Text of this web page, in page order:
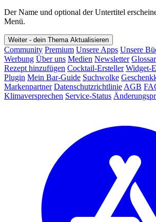
Der Name und optional der Untertitel
Menü.
Weiter - dein Thema Aktualisieren
Community Premium Unsere Apps Unsere
Werbung Über uns Medien Newsletter Glossar
Rezept hinzufügen Cocktail-Ersteller Widget-
Plugin Mein Bar-Guide Suchwolke
Markenpartner Datenschutzrichtlinie AGB
Klimaversprechen Service-Status